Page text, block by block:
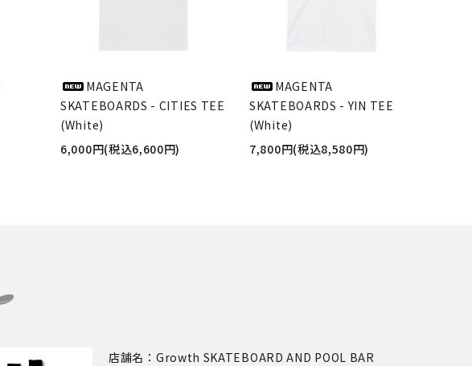
MAGENTA
SKATEBOARDS - CITIES TEE
(White)
6,000円(税込6,600円)
MAGENTA
SKATEBOARDS - YIN TEE
(White)
7,800円(税込8,580円)
店舗名：Growth SKATEBOARD AND POOL BAR